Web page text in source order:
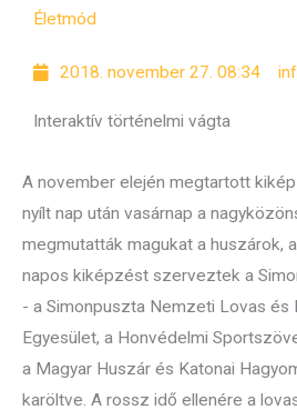
Életmód
2018. november 27. 08:34
Interaktív történelmi vágta
A november elején megtartott
nyílt nap után vasárnap a
megmutatták magukat a huszárok,
napos kiképzést szerveztek a
- a Simonpuszta Nemzeti Lovas és
Egyesület, a Honvédelmi
a Magyar Huszár és Katonai
karöltve. A rossz idő ellenére a